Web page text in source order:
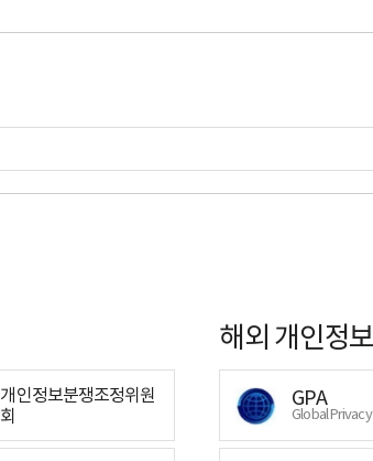
개인정보분쟁조정위원
회
해외 개인정
GPA
Global